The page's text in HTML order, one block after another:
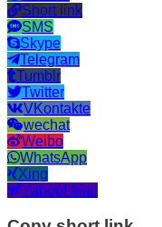
Short link
SMS
Skype
Telegram
Tumblr
Twitter
VKontakte
wechat
Weibo
WhatsApp
Xing
Yahoo! Mail